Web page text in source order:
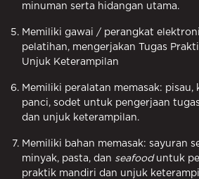
minuman serta hidangan utama.
Memiliki gawai / perangkat
pelatihan, mengerjakan Tugas
Unjuk Keterampilan
Memiliki peralatan memasak: pisau,
panci, sodet untuk pengerjaan
dan unjuk keterampilan.
Memiliki bahan memasak: sayuran
minyak, pasta, dan seafood untuk
praktik mandiri dan unjuk